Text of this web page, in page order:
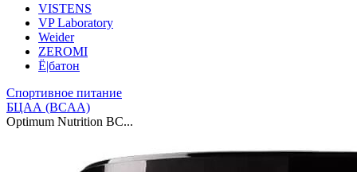
VISTENS
VP Laboratory
Weider
ZEROMI
Ё|батон
Спортивное питание
БЦАА (BCAA)
Optimum Nutrition BC...